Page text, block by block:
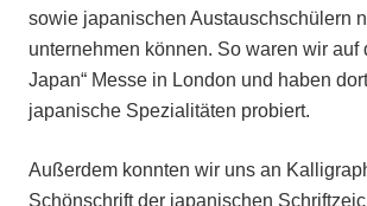
sowie japanischen Austauschschülern
unternehmen können. So waren wir auf
Japan“ Messe in London und haben
japanische Spezialitäten probiert.
Außerdem konnten wir uns an
Schönschrift der japanischen